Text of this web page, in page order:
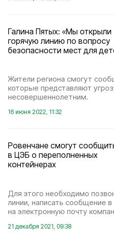
Галина Пятых: «Мы открыли
горячую линию по вопросу
безопасности мест для
Жители региона смогут
которые представляют
несовершеннолетним.
16 июня 2022, 11:32
Ровенчане смогут
в ЦЭБ о переполненных
контейнерах
Для этого необходимо
линии, написать сообщение в
на электронную почту
21 декабря 2021, 09:38